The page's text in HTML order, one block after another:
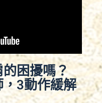
困擾嗎？
3動作緩解